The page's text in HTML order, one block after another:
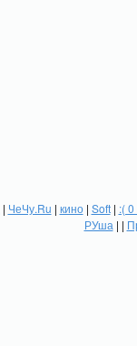
| ЧеЧу.Ru | кино| Soft| :(
РУша | |